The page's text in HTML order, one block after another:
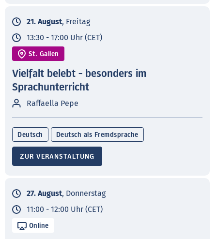
21. August, Freitag
13:30 - 17:00 Uhr (CET)
St. Gallen
Vielfalt belebt - besonders im
Sprachunterricht
Raffaella Pepe
Deutsch Deutsch als Fremdsprache
ZUR VERANSTALTUNG
27. August, Donnerstag
11:00 - 12:00 Uhr (CET)
Online